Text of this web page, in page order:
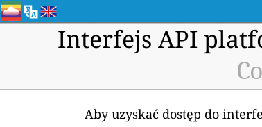
Interfejs API
Aby uzyskać dostęp do